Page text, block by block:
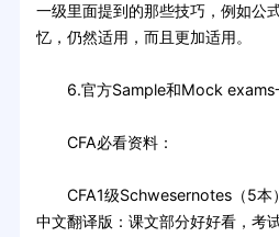
一级里面提到的那些技巧，例如公
忆，仍然适用，而且更加适用。
6.官方Sample和Mock exams
CFA必看资料：
CFA1级Schwesernotes（5本
中文翻译版：课文部分好好看，考